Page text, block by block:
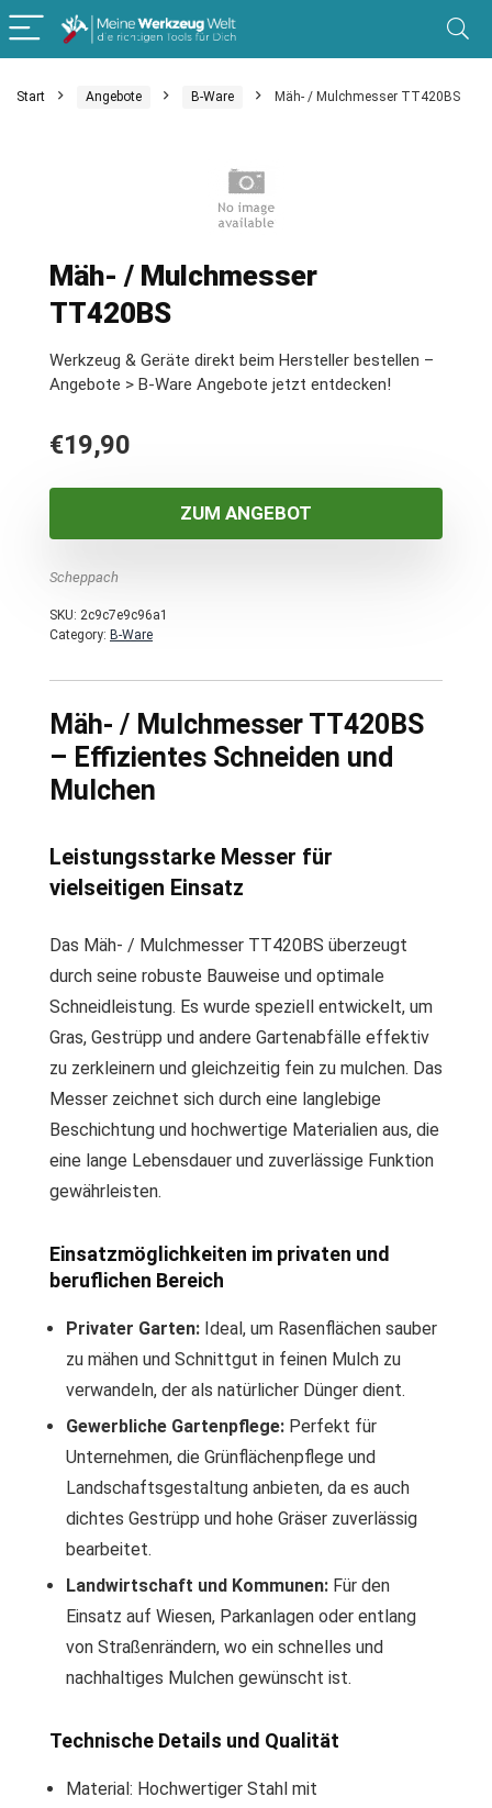
Start Angebote B-Ware Mäh- / Mulchmesser TT420BS
Mäh- / Mulchmesser
TT420BS
Werkzeug & Geräte direkt beim Hersteller bestellen –
Angebote > B-Ware Angebote jetzt entdecken!
€19,90
ZUM ANGEBOT
Scheppach
SKU: 2c9c7e9c96a1
Category: B-Ware
Mäh- / Mulchmesser TT420BS
– Effizientes Schneiden und
Mulchen
Leistungsstarke Messer für
vielseitigen Einsatz
Das Mäh- / Mulchmesser TT420BS überzeugt
durch seine robuste Bauweise und optimale
Schneidleistung. Es wurde speziell entwickelt, um
Gras, Gestrüpp und andere Gartenabfälle effektiv
zu zerkleinern und gleichzeitig fein zu mulchen. Das
Messer zeichnet sich durch eine langlebige
Beschichtung und hochwertige Materialien aus, die
eine lange Lebensdauer und zuverlässige Funktion
gewährleisten.
Einsatzmöglichkeiten im privaten und
beruflichen Bereich
Privater Garten: Ideal, um Rasenflächen sauber
zu mähen und Schnittgut in feinen Mulch zu
verwandeln, der als natürlicher Dünger dient.
Gewerbliche Gartenpflege: Perfekt für
Unternehmen, die Grünflächenpflege und
Landschaftsgestaltung anbieten, da es auch
dichtes Gestrüpp und hohe Gräser zuverlässig
bearbeitet.
Landwirtschaft und Kommunen: Für den
Einsatz auf Wiesen, Parkanlagen oder entlang
von Straßenrändern, wo ein schnelles und
nachhaltiges Mulchen gewünscht ist.
Technische Details und Qualität
Material: Hochwertiger Stahl mit